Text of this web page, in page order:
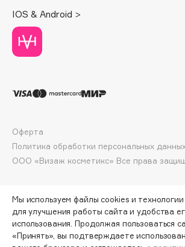
Dior
Divage
Dolce & Gabbana
Dorco
Dr.Althea
ПО
IOS & Android >
ООО «Визаж косметикс» Все права
Оферта
Политика обработки персональных
Мы используем файлы cookies и
для улучшения работы сайта и удобства
использования. Продолжая пользоваться
«Принять», вы подтверждаете